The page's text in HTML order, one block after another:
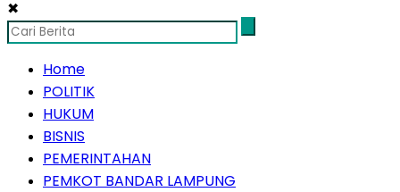
✖
Home
POLITIK
HUKUM
BISNIS
PEMERINTAHAN
PEMKOT BANDAR LAMPUNG